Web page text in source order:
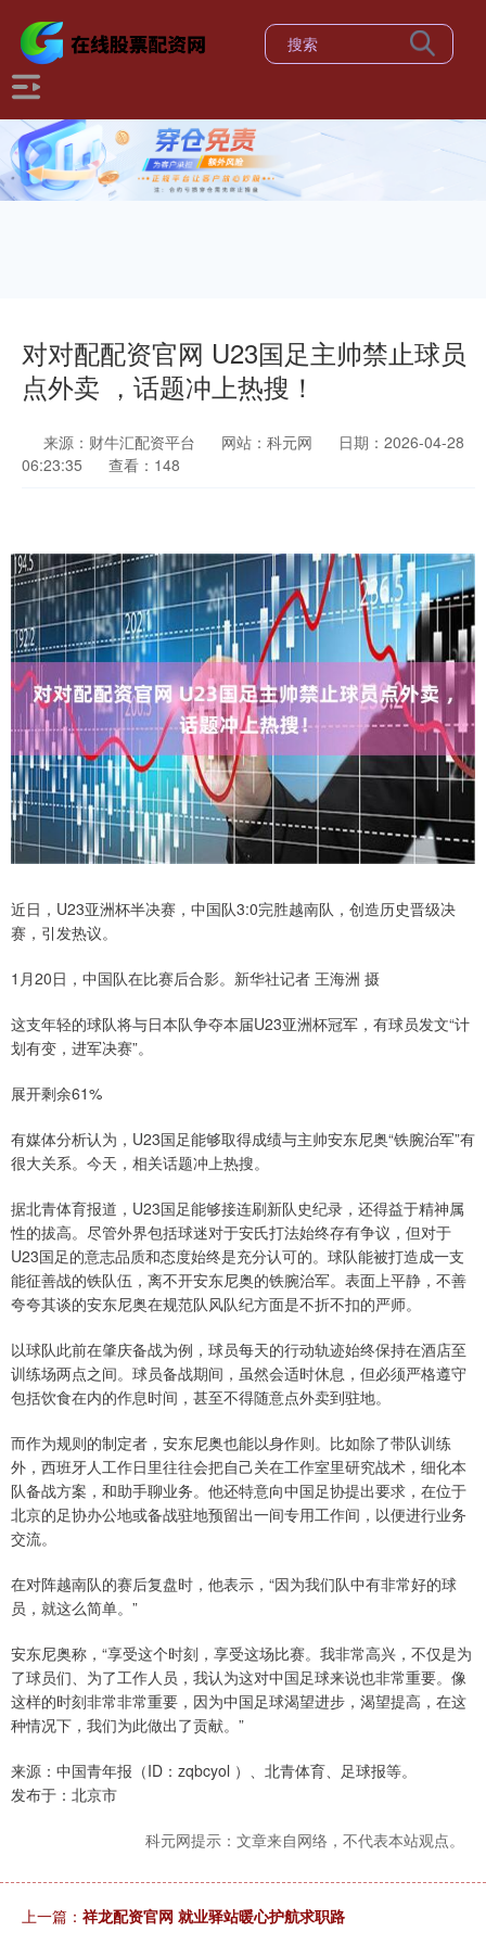
对对配配资官网 U23国足主帅禁止球员
点外卖 ，话题冲上热搜！
来源：财牛汇配资平台 网站：科元网
日期：2026-04-28
06:23:35
查看：148
近日，U23亚洲杯半决赛，中国队3:0完胜越南队，创造历史晋级决
赛，引发热议。
1月20日，中国队在比赛后合影。新华社记者 王海洲 摄
这支年轻的球队将与日本队争夺本届U23亚洲杯冠军，有球员发文“计
划有变，进军决赛”。
展开剩余61%
有媒体分析认为，U23国足能够取得成绩与主帅安东尼奥“铁腕治军”有
很大关系。今天，相关话题冲上热搜。
据北青体育报道，U23国足能够接连刷新队史纪录，还得益于精神属
性的拔高。尽管外界包括球迷对于安氏打法始终存有争议，但对于
U23国足的意志品质和态度始终是充分认可的。球队能被打造成一支
能征善战的铁队伍，离不开安东尼奥的铁腕治军。表面上平静，不善
夸夸其谈的安东尼奥在规范队风队纪方面是不折不扣的严师。
以球队此前在肇庆备战为例，球员每天的行动轨迹始终保持在酒店至
训练场两点之间。球员备战期间，虽然会适时休息，但必须严格遵守
包括饮食在内的作息时间，甚至不得随意点外卖到驻地。
而作为规则的制定者，安东尼奥也能以身作则。比如除了带队训练
外，西班牙人工作日里往往会把自己关在工作室里研究战术，细化本
队备战方案，和助手聊业务。他还特意向中国足协提出要求，在位于
北京的足协办公地或备战驻地预留出一间专用工作间，以便进行业务
交流。
在对阵越南队的赛后复盘时，他表示，“因为我们队中有非常好的球
员，就这么简单。”
安东尼奥称，“享受这个时刻，享受这场比赛。我非常高兴，不仅是为
了球员们、为了工作人员，我认为这对中国足球来说也非常重要。像
这样的时刻非常非常重要，因为中国足球渴望进步，渴望提高，在这
种情况下，我们为此做出了贡献。”
来源：中国青年报（ID：zqbcyol ）、北青体育、足球报等。
发布于：北京市
科元网提示：文章来自网络，不代表本站观点。
上一篇： 祥龙配资官网 就业驿站暖心护航求职路